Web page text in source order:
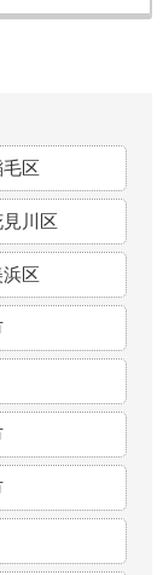
区
川区
区